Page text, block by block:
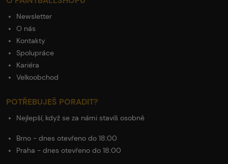
Newsletter
O nás
Kontakty
Spolupráce
Kariéra
Velkoobchod
POTŘEBUJEŠ PORADIT?
Nejlepší, když se za námi stavíš osobně
Brno - dnes otevřeno do 18:00
Praha - dnes otevřeno do 18:00